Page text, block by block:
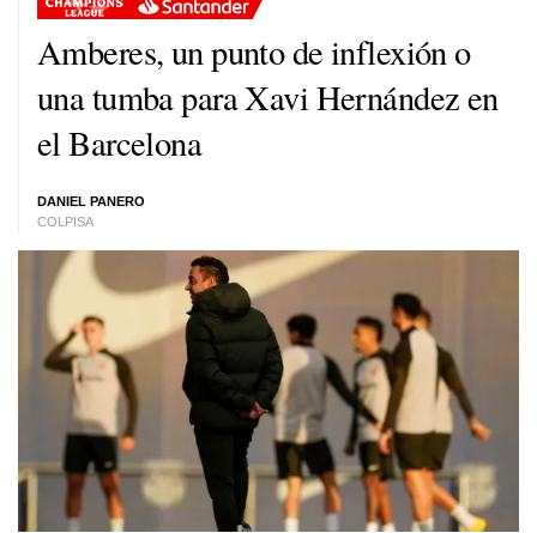
Amberes, un punto de inflexión o
una tumba para Xavi Hernández en
el Barcelona
DANIEL PANERO
COLPISA